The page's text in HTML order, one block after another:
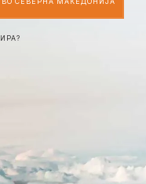
СЕВЕРНА МАКЕДОНИЈА